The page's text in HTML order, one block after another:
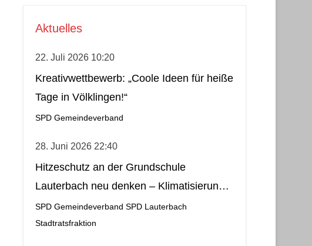
Aktuelles
22. Juli 2026 10:20
Kreativwettbewerb: „Coole Ideen für heiße
Tage in Völklingen!“
SPD Gemeindeverband
28. Juni 2026 22:40
Hitzeschutz an der Grundschule
Lauterbach neu denken – Klimatisierung
als wirtschaftliche und nachhaltige Lösung
SPD Gemeindeverband SPD Lauterbach
Stadtratsfraktion